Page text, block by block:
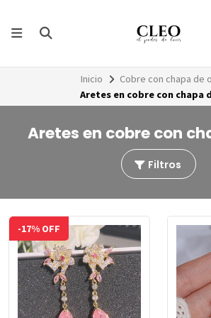
Inicio
Cobre con chapa de
Aretes en cobre con chapa
Aretes en cobre con
Filtros
-17% OFF